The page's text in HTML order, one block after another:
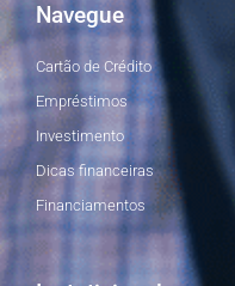
Navegue
Cartão de Crédito
Empréstimos
Investimento
Dicas financeiras
Financiamentos